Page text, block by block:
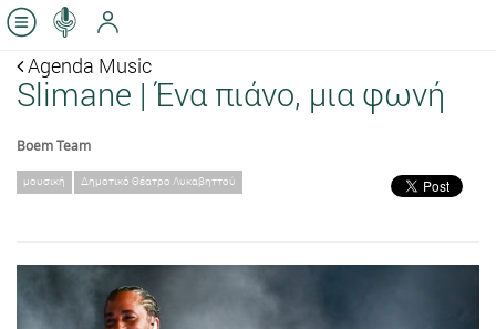
Agenda Music
Slimane | Ένα πιάνο, μια φωνή
Boem Team
μουσική Δημοτικό Θέατρο Λυκαβηττού
Previous